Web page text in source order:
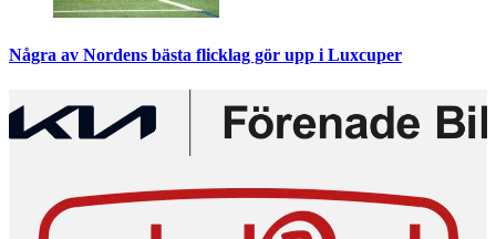
Några av Nordens bästa flicklag gör upp i Luxcuper